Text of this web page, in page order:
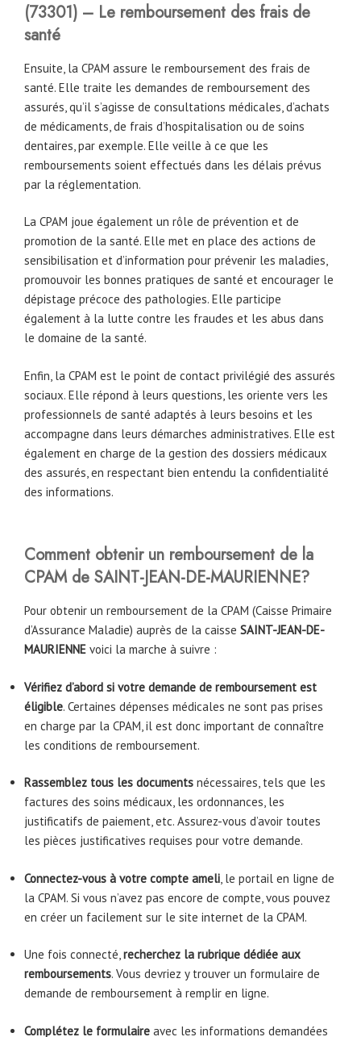
(73301) – Le remboursement des frais de
santé
Ensuite, la CPAM assure le remboursement des frais de
santé. Elle traite les demandes de remboursement des
assurés, qu’il s’agisse de consultations médicales, d’achats
de médicaments, de frais d’hospitalisation ou de soins
dentaires, par exemple. Elle veille à ce que les
remboursements soient effectués dans les délais prévus
par la réglementation.
La CPAM joue également un rôle de prévention et de
promotion de la santé. Elle met en place des actions de
sensibilisation et d’information pour prévenir les maladies,
promouvoir les bonnes pratiques de santé et encourager le
dépistage précoce des pathologies. Elle participe
également à la lutte contre les fraudes et les abus dans
le domaine de la santé.
Enfin, la CPAM est le point de contact privilégié des assurés
sociaux. Elle répond à leurs questions, les oriente vers les
professionnels de santé adaptés à leurs besoins et les
accompagne dans leurs démarches administratives. Elle est
également en charge de la gestion des dossiers médicaux
des assurés, en respectant bien entendu la confidentialité
des informations.
Comment obtenir un remboursement de la
CPAM de SAINT-JEAN-DE-MAURIENNE?
Pour obtenir un remboursement de la CPAM (Caisse Primaire
d’Assurance Maladie) auprès de la caisse SAINT-JEAN-DE-
MAURIENNE voici la marche à suivre :
Vérifiez d’abord si votre demande de remboursement est
éligible. Certaines dépenses médicales ne sont pas prises
en charge par la CPAM, il est donc important de connaître
les conditions de remboursement.
Rassemblez tous les documents nécessaires, tels que les
factures des soins médicaux, les ordonnances, les
justificatifs de paiement, etc. Assurez-vous d’avoir toutes
les pièces justificatives requises pour votre demande.
Connectez-vous à votre compte ameli, le portail en ligne de
la CPAM. Si vous n’avez pas encore de compte, vous pouvez
en créer un facilement sur le site internet de la CPAM.
Une fois connecté,recherchez la rubrique dédiée aux
remboursements. Vous devriez y trouver un formulaire de
demande de remboursement à remplir en ligne.
Complétez le formulaire avec les informations demandées